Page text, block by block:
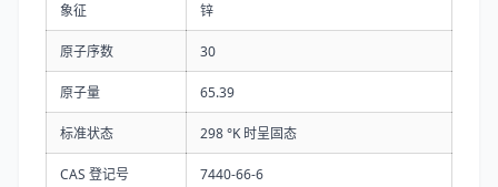
象征 锌
原子序数 30
原子量 65.39
标准状态 298 °K 时呈固态
CAS 登记号 7440-66-6